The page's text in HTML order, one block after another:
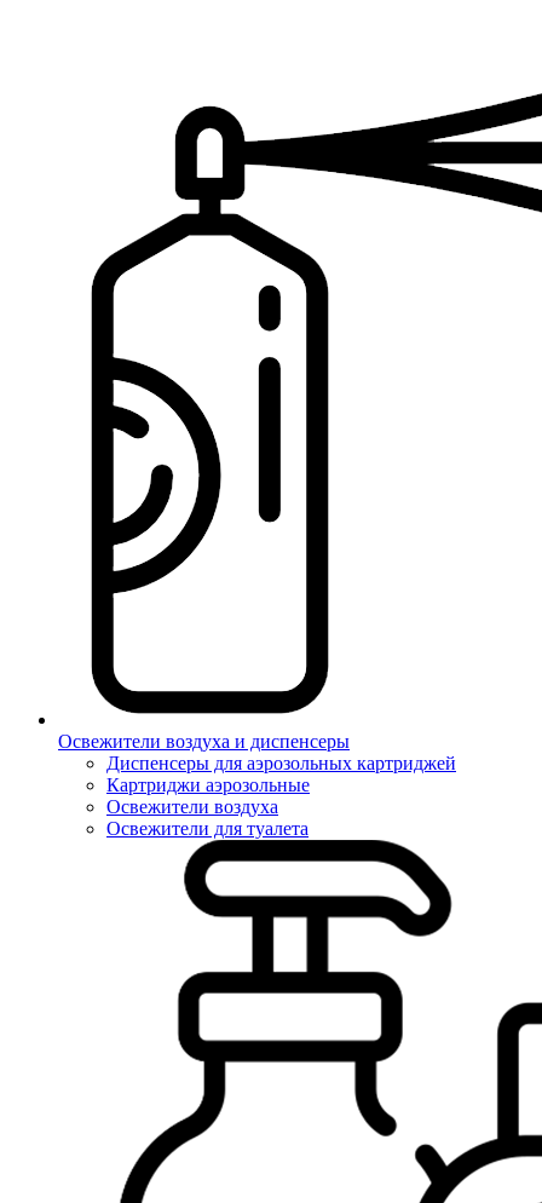
Освежители воздуха и диспенсеры
Диспенсеры для аэрозольных картриджей
Картриджи аэрозольные
Освежители воздуха
Освежители для туалета